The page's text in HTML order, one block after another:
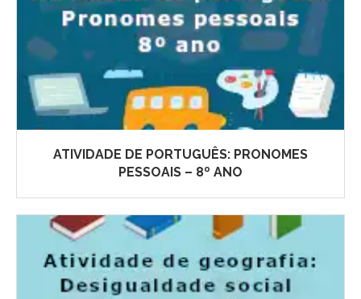
ATIVIDADE DE PORTUGUÊS: PRONOMES
PESSOAIS – 8º ANO